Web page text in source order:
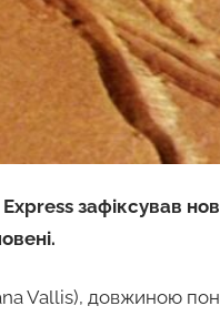
зафіксував
Vallis), довжиною